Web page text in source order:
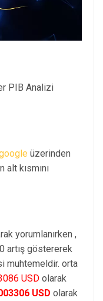
PIB Analizi
üzerinden
alt kısmını
yorumlanırken ,
artış göstererek
muhtemeldir. orta
USD olarak
USD olarak